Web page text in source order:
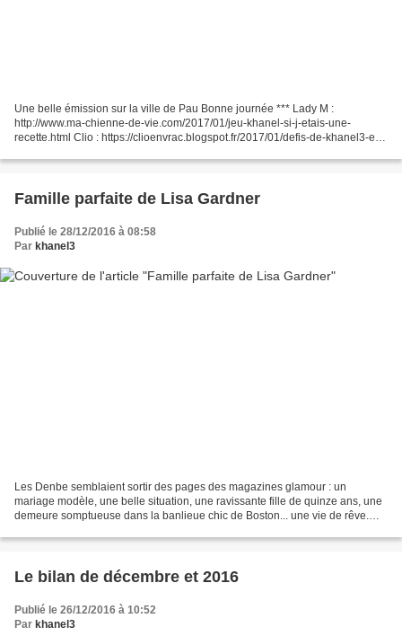
Une belle émission sur la ville de Pau Bonne journée *** Lady M :
http://www.ma-chienne-de-vie.com/2017/01/jeu-khanel-si-j-etais-une-
recette.html Clio : https://clioenvrac.blogspot.fr/2017/01/defis-de-khanel3-en-
janvier-chez-khanel-recette.html...
Famille parfaite de Lisa Gardner
Publié le 28/12/2016 à 08:58
Par khanel3
Les Denbe semblaient sortir des pages des magazines glamour : un
mariage modèle, une belle situation, une ravissante fille de quinze ans, une
demeure somptueuse dans la banlieue chic de Boston... une vie de rêve.
Le bilan de décembre et 2016
Publié le 26/12/2016 à 10:52
Par khanel3